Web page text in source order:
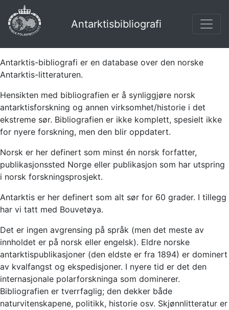
Antarktisbibliografi
Antarktis-bibliografi er en database over den norske
Antarktis-litteraturen.
Hensikten med bibliografien er å synliggjøre norsk
antarktisforskning og annen virksomhet/historie i det
ekstreme sør. Bibliografien er ikke komplett, spesielt ikke
for nyere forskning, men den blir oppdatert.
Norsk er her definert som minst én norsk forfatter,
publikasjonssted Norge eller publikasjon som har utspring
i norsk forskningsprosjekt.
Antarktis er her definert som alt sør for 60 grader. I tillegg
har vi tatt med Bouvetøya.
Det er ingen avgrensing på språk (men det meste av
innholdet er på norsk eller engelsk). Eldre norske
antarktispublikasjoner (den eldste er fra 1894) er dominert
av kvalfangst og ekspedisjoner. I nyere tid er det den
internasjonale polarforskninga som dominerer.
Bibliografien er tverrfaglig; den dekker både
naturvitenskapene, politikk, historie osv. Skjønnlitteratur er